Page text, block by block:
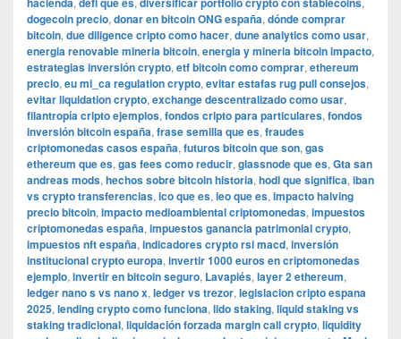
dogecoin precio, donar en bitcoin ONG españa, dónde comprar
bitcoin, due diligence cripto como hacer, dune analytics como usar,
energia renovable mineria bitcoin, energia y mineria bitcoin impacto,
estrategias inversión crypto, etf bitcoin como comprar, ethereum
precio, eu mi_ca regulation crypto, evitar estafas rug pull consejos,
evitar liquidation crypto, exchange descentralizado como usar,
filantropía cripto ejemplos, fondos cripto para particulares, fondos
inversión bitcoin españa, frase semilla que es, fraudes
criptomonedas casos españa, futuros bitcoin que son, gas
ethereum que es, gas fees como reducir, glassnode que es, Gta san
andreas mods, hechos sobre bitcoin historia, hodl que significa, iban
vs crypto transferencias, ico que es, ieo que es, impacto halving
precio bitcoin, impacto medioambiental criptomonedas, impuestos
criptomonedas españa, impuestos ganancia patrimonial crypto,
impuestos nft españa, indicadores crypto rsi macd, inversión
institucional crypto europa, invertir 1000 euros en criptomonedas
ejemplo, invertir en bitcoin seguro, Lavapiés, layer 2 ethereum,
ledger nano s vs nano x, ledger vs trezor, legislacion cripto espana
2025, lending crypto como funciona, lido staking, liquid staking vs
staking tradicional, liquidación forzada margin call crypto, liquidity